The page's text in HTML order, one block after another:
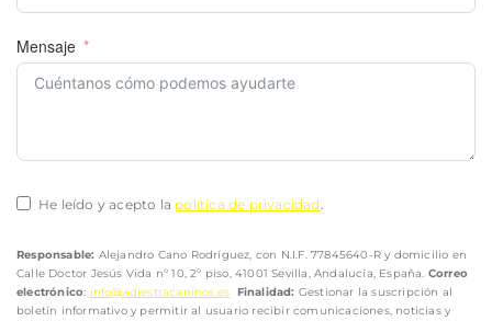
Mensaje
He leído y acepto la política de privacidad.
Responsable: Alejandro Cano Rodríguez, con N.I.F. 77845640-R y domicilio en
Calle Doctor Jesús Vida nº 10, 2º piso, 41001 Sevilla, Andalucía, España. Correo
electrónico: info@adiestracaninos.es Finalidad: Gestionar la suscripción al
boletín informativo y permitir al usuario recibir comunicaciones, noticias y